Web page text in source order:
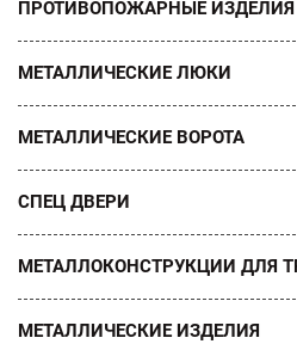
ПРОТИВОПОЖАРНЫЕ ИЗДЕЛИЯ
МЕТАЛЛИЧЕСКИЕ ЛЮКИ
МЕТАЛЛИЧЕСКИЕ ВОРОТА
СПЕЦ ДВЕРИ
МЕТАЛЛОКОНСТРУКЦИИ ДЛЯ
МЕТАЛЛИЧЕСКИЕ ИЗДЕЛИЯ